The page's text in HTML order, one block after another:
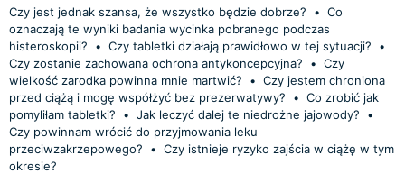
Czy jest jednak szansa, że wszystko będzie dobrze? • Co
oznaczają te wyniki badania wycinka pobranego podczas
histeroskopii?
• Czy tabletki działają prawidłowo w tej sytuacji?
•
Czy zostanie zachowana ochrona antykoncepcyjna?
• Czy
wielkość zarodka powinna mnie martwić?
• Czy jestem chroniona
przed ciążą i mogę współżyć bez prezerwatywy?
• Co zrobić jak
pomyliłam tabletki?
• Jak leczyć dalej te niedrożne jajowody?
•
Czy powinnam wrócić do przyjmowania leku
przeciwzakrzepowego?
• Czy istnieje ryzyko zajścia w ciążę w tym
okresie?